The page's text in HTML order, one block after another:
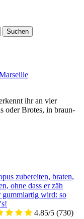
ihr an vier
oder Brotes, in braun-
zubereiten, braten,
ohne dass er zäh
gummiartig wird: so
4.85/5 (730)